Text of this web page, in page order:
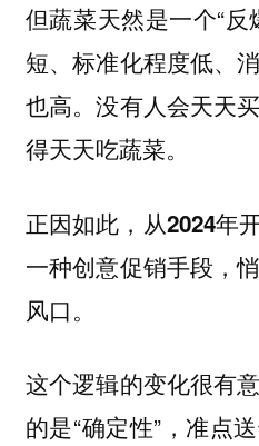
但蔬菜天然是一个“
短、标准化程度低、
也高。没有人会天天
得天天吃蔬菜。
正因如此， 从2024年
一种创意促销手段，
风口。
这个逻辑的变化很有
的是“确定性”，准点